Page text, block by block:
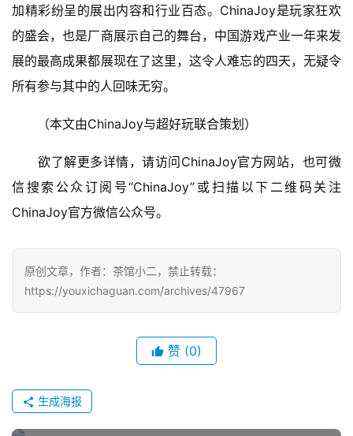
中
文
加精彩纷呈的展出内容和行业百态。ChinaJoy是玩家狂欢
的盛会，也是厂商展示自己的舞台，中国游戏产业一年来发
展的最高成果都展现在了这里，这令人难忘的四天，无疑令
所有参与其中的人回味无穷。
（本文由ChinaJoy与超好玩联合策划）
欲了解更多详情，请访问ChinaJoy官方网站，也可微
信搜索公众订阅号“ChinaJoy”或扫描以下二维码关注
ChinaJoy官方微信公众号。
原创文章，作者：茶馆小二，禁止转载：
https://youxichaguan.com/archives/47967
赞 (0)
生成海报